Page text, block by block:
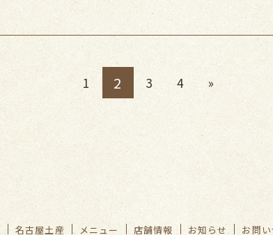
1 2 3 4 »
名古屋土産 メニュー 店舗情報 お知らせ お問